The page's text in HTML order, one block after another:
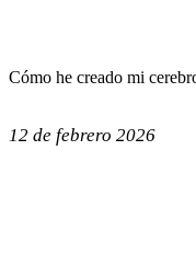
Cómo he creado mi
12 de febrero 2026